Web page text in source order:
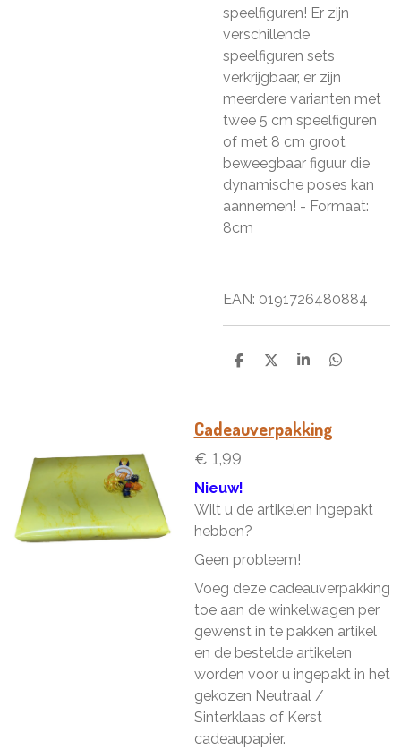
speelfiguren! Er zijn
verschillende
speelfiguren sets
verkrijgbaar, er zijn
meerdere varianten met
twee 5 cm speelfiguren
of met 8 cm groot
beweegbaar figuur die
dynamische poses kan
aannemen! - Formaat:
8cm
EAN: 0191726480884
D
D
S
e
D
Cadeauverpakking
€ 1,99
Nieuw!
Wilt u de artikelen ingepakt
hebben?
Geen probleem!
Voeg deze cadeauverpakking
toe aan de winkelwagen per
gewenst in te pakken artikel
en de bestelde artikelen
worden voor u ingepakt in het
gekozen Neutraal /
Sinterklaas of Kerst
cadeaupapier.